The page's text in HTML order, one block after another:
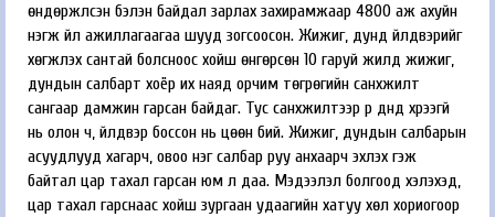
өндөржүүлсэн бэлэн байдал зарлах захирамжаар 4800 аж ахуйн
нэгж үйл ажиллагаагаа шууд зогсоосон. Жижиг, дунд үйлдвэрийг
хөгжүүлэх сантай болсноос хойш өнгөрсөн 10 гаруй жилд жижиг,
дундын салбарт хоёр их наяд орчим төгрөгийн санхүүжилт
сангаар дамжин гарсан байдаг. Тус санхүүжилтээр үр дүнд хүрээгүй
нь олон ч, үйлдвэр боссон нь цөөн бий. Жижиг, дундын салбарын
асуудлууд хагарч, овоо нэг салбар руу анхаарч эхлэх гэж
байтал цар тахал гарсан юм л даа. Мэдээлэл болгоод хэлэхэд,
цар тахал гарснаас хойш зургаан удаагийн хатуу хөл хориогоор